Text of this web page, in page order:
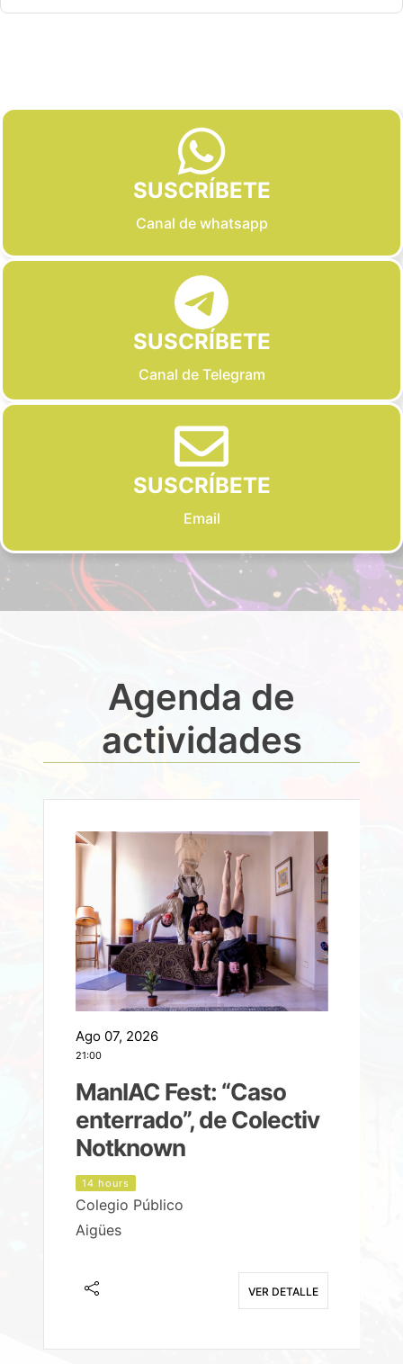
SUSCRÍBETE
Canal de whatsapp
SUSCRÍBETE
Canal de Telegram
SUSCRÍBETE
Email
Agenda de
actividades
Ago 07, 2026
21:00
ManIAC Fest: “Caso
enterrado”, de Colectiv
Notknown
14 hours
Colegio Público
Aigües
VER DETALLE